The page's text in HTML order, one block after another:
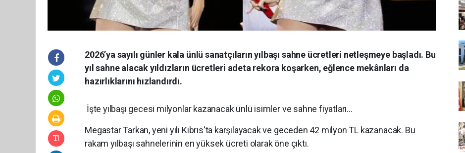
2026’ya sayılı günler kala ünlü sanatçıların yılbaşı sahne ücretleri netleşmeye başladı. Bu
yıl sahne alacak yıldızların ücretleri adeta rekora koşarken, eğlence mekânları da
hazırlıklarını hızlandırdı.
İşte yılbaşı gecesi milyonlar kazanacak ünlü isimler ve sahne fiyatları…
Megastar Tarkan, yeni yılı Kıbrıs'ta karşılayacak ve geceden 42 milyon TL kazanacak. Bu
rakam yılbaşı sahnelerinin en yüksek ücreti olarak öne çıktı.